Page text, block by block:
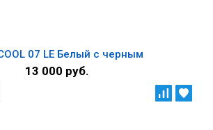
07 LE Белый с черным
13 000 руб.